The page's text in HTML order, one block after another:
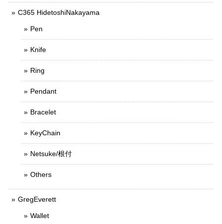
C365 HidetoshiNakayama
Pen
Knife
Ring
Pendant
Bracelet
KeyChain
Netsuke/根付
Others
GregEverett
Wallet